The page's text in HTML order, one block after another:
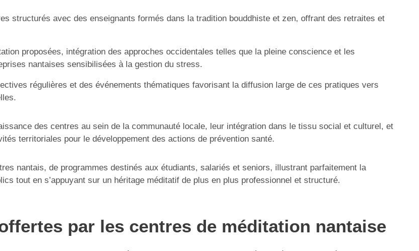
structurés avec des enseignants formés dans la tradition bouddhiste et zen, offrant des retraites et
proposées, intégration des approches occidentales telles que la pleine conscience et les
nantaises sensibilisées à la gestion du stress.
régulières et des événements thématiques favorisant la diffusion large de ces pratiques vers
des centres au sein de la communauté locale, leur intégration dans le tissu social et culturel, et
territoriales pour le développement des actions de prévention santé.
nantais, de programmes destinés aux étudiants, salariés et seniors, illustrant parfaitement la
tout en s’appuyant sur un héritage méditatif de plus en plus professionnel et structuré.
par les centres de méditation nantaise